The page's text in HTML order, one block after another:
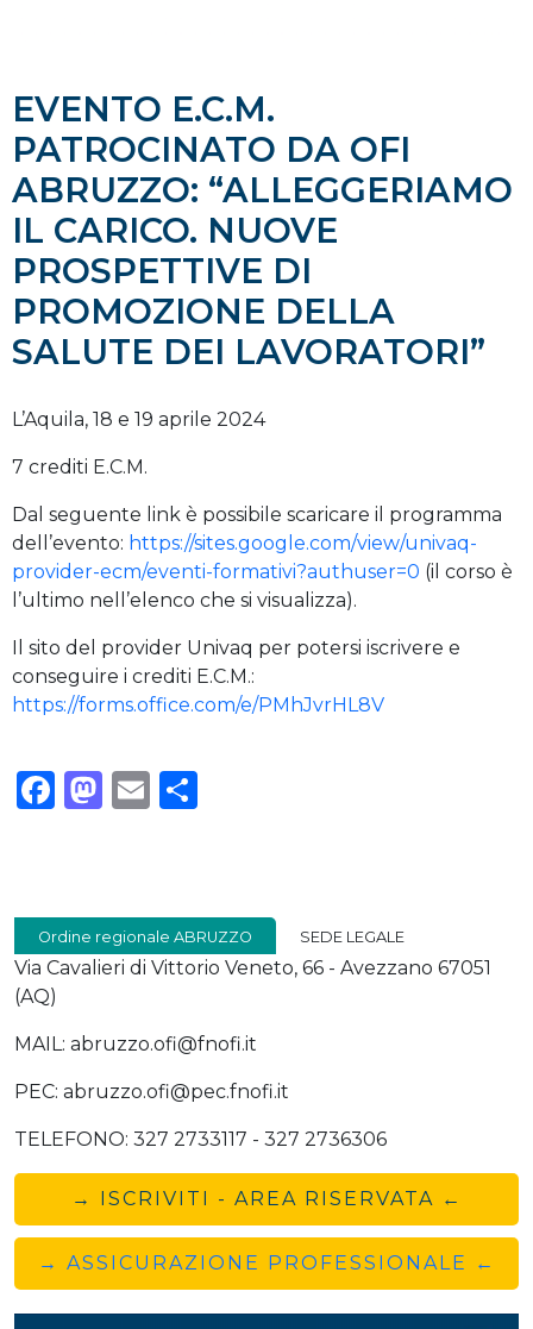
EVENTO E.C.M.
PATROCINATO DA OFI
ABRUZZO: “ALLEGGERIAMO
IL CARICO. NUOVE
PROSPETTIVE DI
PROMOZIONE DELLA
SALUTE DEI LAVORATORI”
L’Aquila, 18 e 19 aprile 2024
7 crediti E.C.M.
Dal seguente link è possibile scaricare il programma
dell’evento: https://sites.google.com/view/univaq-
provider-ecm/eventi-formativi?authuser=0 (il corso è
l’ultimo nell’elenco che si visualizza).
Il sito del provider Univaq per potersi iscrivere e
conseguire i crediti E.C.M.:
https://forms.office.com/e/PMhJvrHL8V
Facebook
Mastodon
Email
Ordine regionale ABRUZZO SEDE LEGALE
Via Cavalieri di Vittorio Veneto, 66 - Avezzano 67051
(AQ)
MAIL: abruzzo.ofi@fnofi.it
PEC: abruzzo.ofi@pec.fnofi.it
TELEFONO: 327 2733117 - 327 2736306
→ ISCRIVITI - AREA RISERVATA ←
→ ASSICURAZIONE PROFESSIONALE ←